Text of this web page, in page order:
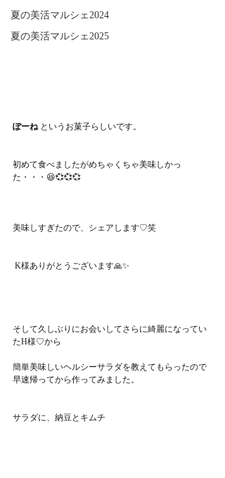
夏の美活マルシェ2024
夏の美活マルシェ2025
ぽーね というお菓子らしいです。
初めて食べましたがめちゃくちゃ美味しかっ
た・・・😆💞💞💞
美味しすぎたので、シェアします♡笑
K様ありがとうございます🙏✨
そして久しぶりにお会いしてさらに綺麗になってい
たH様♡から
簡単美味しいヘルシーサラダを教えてもらったので
早速帰ってから作ってみました。
サラダに、納豆とキムチ